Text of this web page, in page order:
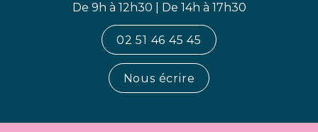
De 9h à 12h30 | De 14h à 17h30
02 51 46 45 45
Nous écrire